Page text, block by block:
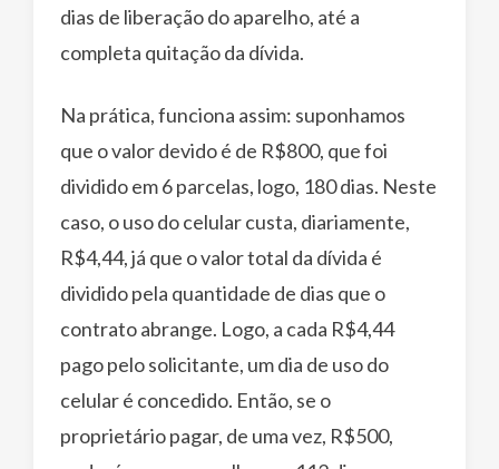
dias de liberação do aparelho, até a
completa quitação da dívida.
Na prática, funciona assim: suponhamos
que o valor devido é de R$800, que foi
dividido em 6 parcelas, logo, 180 dias. Neste
caso, o uso do celular custa, diariamente,
R$4,44, já que o valor total da dívida é
dividido pela quantidade de dias que o
contrato abrange. Logo, a cada R$4,44
pago pelo solicitante, um dia de uso do
celular é concedido. Então, se o
proprietário pagar, de uma vez, R$500,